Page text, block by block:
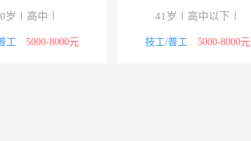
岁 高中
工 5000-8000元
41岁 高中以下
技工/普工 5000-8000元